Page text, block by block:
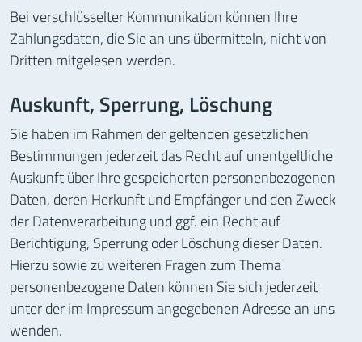
Bei verschlüsselter Kommunikation können Ihre
Zahlungsdaten, die Sie an uns übermitteln, nicht von
Dritten mitgelesen werden.
Auskunft, Sperrung, Löschung
Sie haben im Rahmen der geltenden gesetzlichen
Bestimmungen jederzeit das Recht auf unentgeltliche
Auskunft über Ihre gespeicherten personenbezogenen
Daten, deren Herkunft und Empfänger und den Zweck
der Datenverarbeitung und ggf. ein Recht auf
Berichtigung, Sperrung oder Löschung dieser Daten.
Hierzu sowie zu weiteren Fragen zum Thema
personenbezogene Daten können Sie sich jederzeit
unter der im Impressum angegebenen Adresse an uns
wenden.